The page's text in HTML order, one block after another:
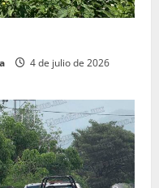
4 de julio de 2026